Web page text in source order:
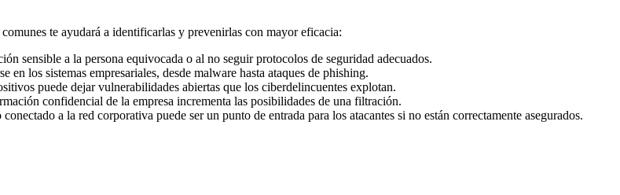
te ayudará a identificarlas y prevenirlas con mayor eficacia:
sensible a la persona equivocada o al no seguir protocolos de seguridad adecuados.
en los sistemas empresariales, desde malware hasta ataques de phishing.
puede dejar vulnerabilidades abiertas que los ciberdelincuentes explotan.
confidencial de la empresa incrementa las posibilidades de una filtración.
a la red corporativa puede ser un punto de entrada para los atacantes si no están correctamente asegurados.